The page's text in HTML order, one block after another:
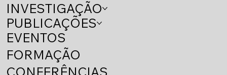
INVESTIGAÇÃO
PUBLICAÇÕES
EVENTOS
FORMAÇÃO